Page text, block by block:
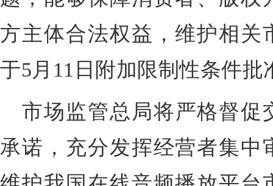
方主体合法权益，维护相关
于5月11日附加限制性条件批
市场监管总局将严格督促
承诺，充分发挥经营者集中